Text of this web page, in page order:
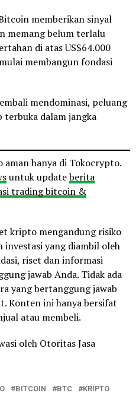
memberikan sinyal
memang belum terlalu
di atas US$64.000
membangun fondasi
mendominasi, peluang
terbuka dalam jangka
hanya di Tokocrypto.
untuk updateberita
trading bitcoin &
kripto mengandung risiko
investasi yang diambil oleh
riset dan informasi
jawab Anda. Tidak ada
yang bertanggung jawab
Konten ini hanya bersifat
atau membeli.
oleh Otoritas Jasa
BITCOIN BTC KRIPTO